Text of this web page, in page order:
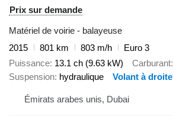
Prix sur demande
Matériel de voirie - balayeuse
2015
801 km 803 m/h
Euro 3
Puissance 13.1 ch (9.63 kW) Carburant
Suspension hydraulique Volant à droite
Émirats arabes unis, Dubai